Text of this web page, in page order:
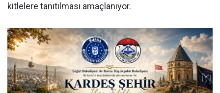
kitlelere tanıtılması amaçlanıyor.